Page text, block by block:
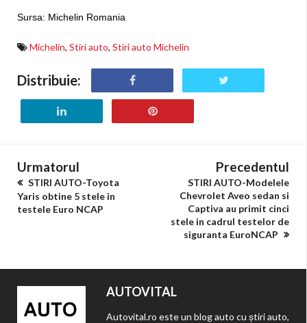
Sursa: Michelin Romania
Michelin, Stiri auto, Stiri auto Michelin
Distribuie:
Urmatorul
STIRI AUTO-Toyota
Yaris obtine 5 stele in
testele Euro NCAP
Precedentul
STIRI AUTO-Modelele
Chevrolet Aveo sedan si
Captiva au primit cinci
stele in cadrul testelor de
siguranta EuroNCAP
AUTOVITAL
Autovital.ro este un blog auto cu știri auto,